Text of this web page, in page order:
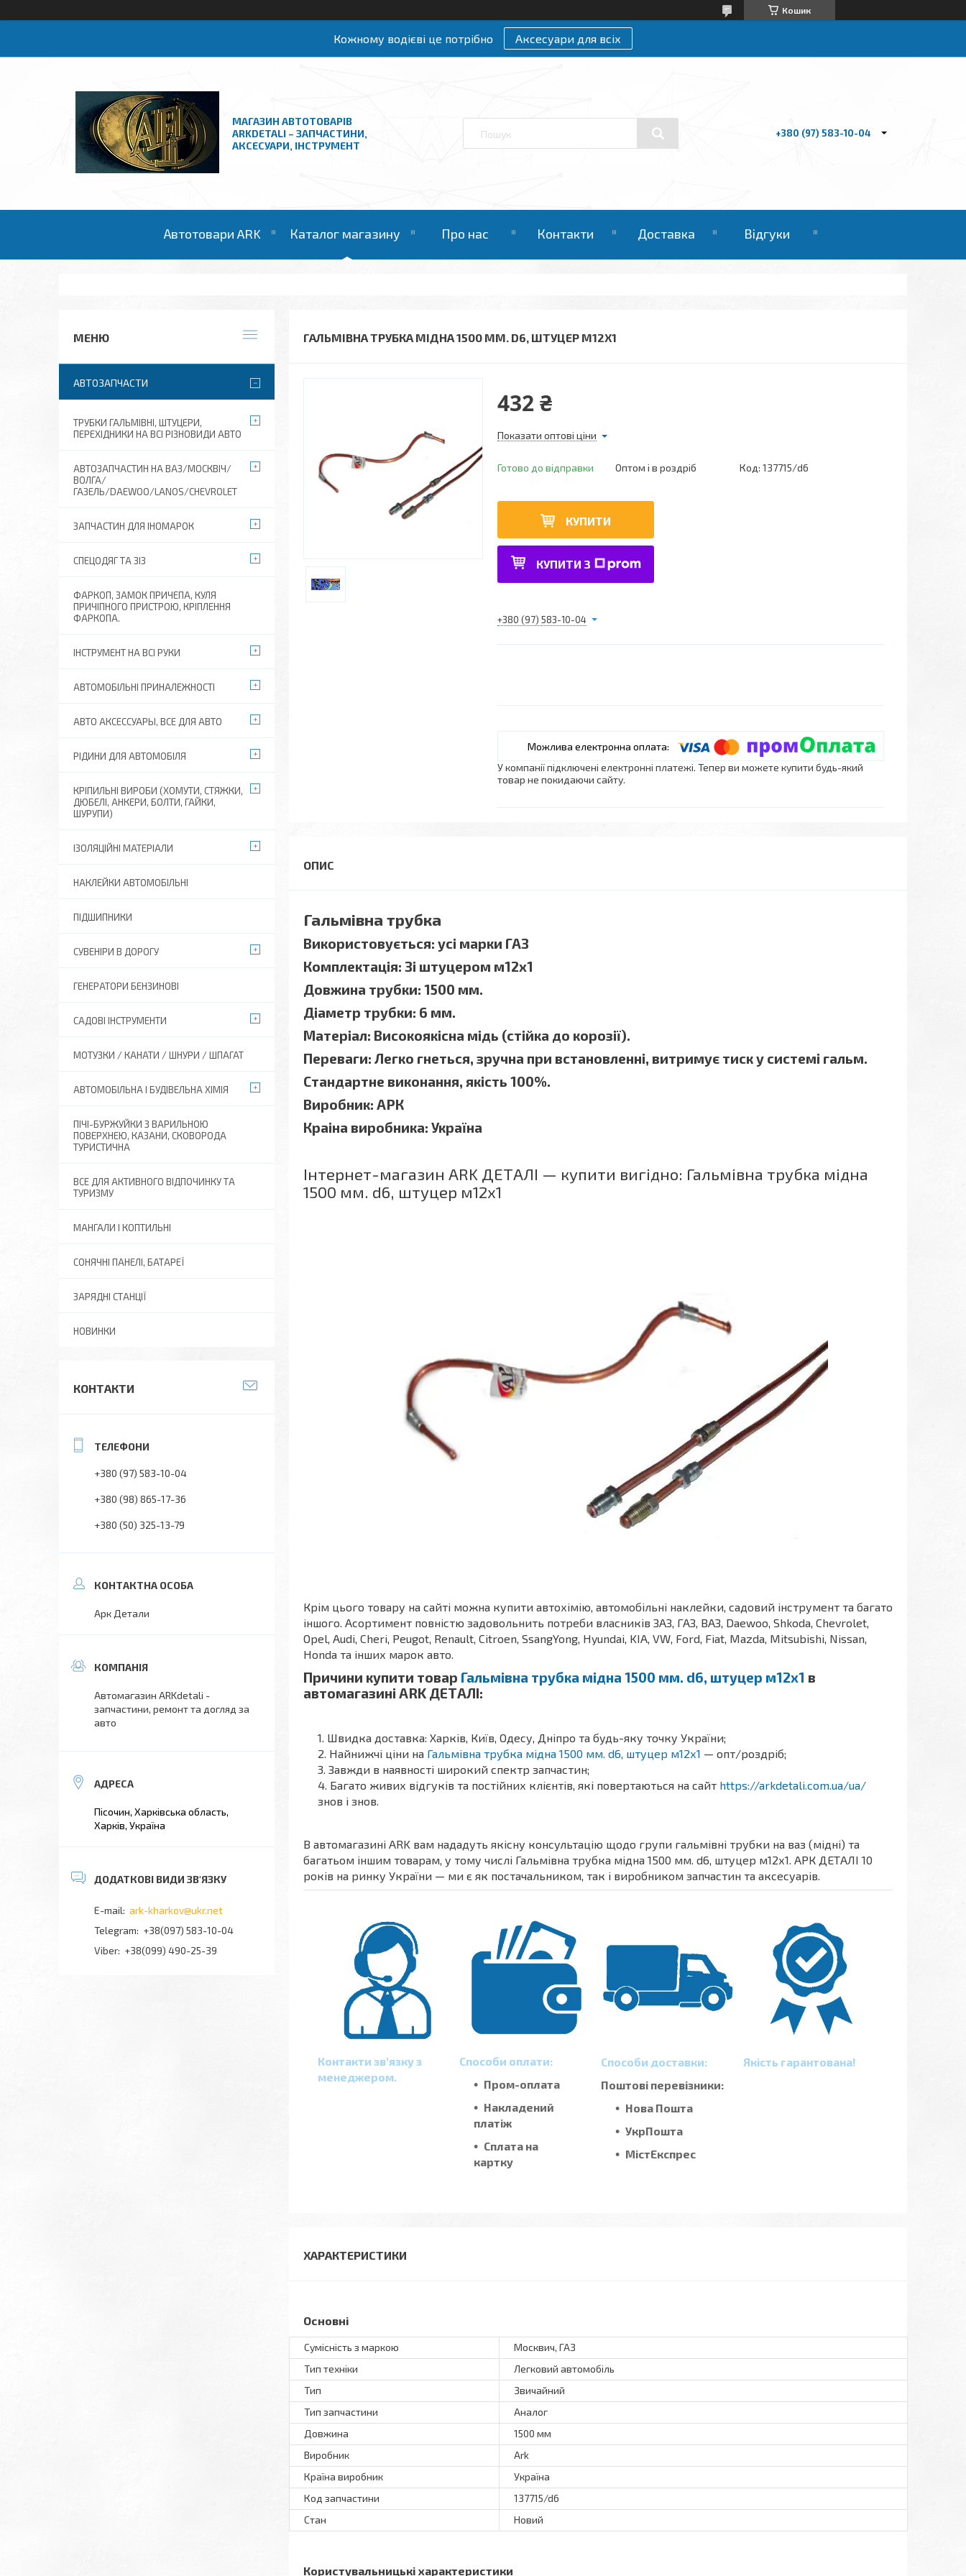
Кошик
Кожному водієві це потрібно Аксесуари для всіх
МАГАЗИН АВТОТОВАРІВ
ARKDETALI – ЗАПЧАСТИНИ,
АКСЕСУАРИ, ІНСТРУМЕНТ
+380 (97) 583-10-04
Автотовари ARK Каталог магазину Про нас Контакти Доставка Відгуки
ГАЛЬМІВНА ТРУБКА МІДНА 1500 ММ. D6, ШТУЦЕР М12Х1
432 ₴
Показати оптові ціни
Готово до відправки Оптом і в роздріб Код: 137715/d6
КУПИТИ
КУПИТИ З
+380 (97) 583-10-04
У компанії підключені електронні платежі. Тепер ви можете купити будь-який
товар не покидаючи сайту.
Гальмівна трубка
Використовується: усі марки ГАЗ
Комплектація: Зі штуцером м12х1
Довжина трубки: 1500 мм.
Діаметр трубки: 6 мм.
Матеріал: Високоякісна мідь (стійка до корозії).
Переваги: ​​Легко гнеться, зручна при встановленні, витримує тиск у системі гальм.
Стандартне виконання, якість 100%.
Виробник: АРК
Краіна виробника: Україна
Інтернет-магазин ARK ДЕТАЛІ — купити вигідно: Гальмівна трубка мідна
1500 мм. d6, штуцер м12х1
Крім цього товару на сайті можна купити автохімію, автомобільні наклейки, садовий інструмент та багато
іншого. Асортимент повністю задовольнить потреби власників ЗАЗ, ГАЗ, ВАЗ, Daewoo, Shkoda, Chevrolet,
Opel, Audi, Cheri, Peugot, Renault, Citroen, SsangYong, Hyundai, KIA, VW, Ford, Fiat, Mazda, Mitsubishi, Nissan,
Honda та інших марок авто.
Причини купити товар Гальмівна трубка мідна 1500 мм. d6, штуцер м12х1 в
автомагазині ARK ДЕТАЛІ:
Швидка доставка: Харків, Київ, Одесу, Дніпро та будь-яку точку України;
Найнижчі ціни на Гальмівна трубка мідна 1500 мм. d6, штуцер м12х1 — опт/роздріб;
Завжди в наявності широкий спектр запчастин;
Багато живих відгуків та постійних клієнтів, які повертаються на сайт https://arkdetali.com.ua/ua/
знов і знов.
В автомагазині ARK вам нададуть якісну консультацію щодо групи гальмівні трубки на ваз (мідні) та
багатьом іншим товарам, у тому числі Гальмівна трубка мідна 1500 мм. d6, штуцер м12х1. АРК ДЕТАЛІ 10
років на ринку України — ми є як постачальником, так і виробником запчастин та аксесуарів.
Контакти зв'язку з
менеджером.
Способи оплати:
Пром-оплата
Накладений
платіж
Сплата на
картку
Способи доставки:
Поштові перевізники:
Нова Пошта
УкрПошта
МістЕкспрес
Якість гарантована!
ХАРАКТЕРИСТИКИ
Основні
Сумісність з маркою
Москвич, ГАЗ
Тип техніки
Легковий автомобіль
Тип
Звичайний
Тип запчастини
Аналог
Довжина
1500 мм
Виробник
Ark
Країна виробник
Україна
Код запчастини
137715/d6
Стан
Новий
Користувальницькі характеристики
АВТОЗАПЧАСТИ
ТРУБКИ ГАЛЬМІВНІ, ШТУЦЕРИ,
ПЕРЕХІДНИКИ НА ВСІ РІЗНОВИДИ АВТО
АВТОЗАПЧАСТИН НА ВАЗ/МОСКВІЧ/
ВОЛГА/
ГАЗЕЛЬ/DAEWOO/LANOS/CHEVROLET
ЗАПЧАСТИН ДЛЯ ІНОМАРОК
СПЕЦОДЯГ ТА ЗІЗ
ФАРКОП, ЗАМОК ПРИЧЕПА, КУЛЯ
ПРИЧІПНОГО ПРИСТРОЮ, КРІПЛЕННЯ
ФАРКОПА.
ІНСТРУМЕНТ НА ВСІ РУКИ
АВТОМОБІЛЬНІ ПРИНАЛЕЖНОСТІ
АВТО АКСЕССУАРЫ, ВСЕ ДЛЯ АВТО
РІДИНИ ДЛЯ АВТОМОБІЛЯ
КРІПИЛЬНІ ВИРОБИ (ХОМУТИ, СТЯЖКИ,
ДЮБЕЛІ, АНКЕРИ, БОЛТИ, ГАЙКИ,
ШУРУПИ)
ІЗОЛЯЦІЙНІ МАТЕРІАЛИ
НАКЛЕЙКИ АВТОМОБІЛЬНІ
ПІДШИПНИКИ
СУВЕНІРИ В ДОРОГУ
ГЕНЕРАТОРИ БЕНЗИНОВІ
САДОВІ ІНСТРУМЕНТИ
МОТУЗКИ / КАНАТИ / ШНУРИ / ШПАГАТ
АВТОМОБІЛЬНА І БУДІВЕЛЬНА ХІМІЯ
ПІЧІ-БУРЖУЙКИ З ВАРИЛЬНОЮ
ПОВЕРХНЕЮ, КАЗАНИ, СКОВОРОДА
ТУРИСТИЧНА
ВСЕ ДЛЯ АКТИВНОГО ВІДПОЧИНКУ ТА
ТУРИЗМУ
МАНГАЛИ І КОПТИЛЬНІ
СОНЯЧНІ ПАНЕЛІ, БАТАРЕЇ
ЗАРЯДНІ СТАНЦІЇ
НОВИНКИ
КОНТАКТИ
+380 (97) 583-10-04
+380 (98) 865-17-36
+380 (50) 325-13-79
Арк Детали
Автомагазин ARKdetali -
запчастини, ремонт та догляд за
авто
Пісочин, Харківська область,
Харків, Україна
ark-kharkov@ukr.net
+38(097) 583-10-04
+38(099) 490-25-39